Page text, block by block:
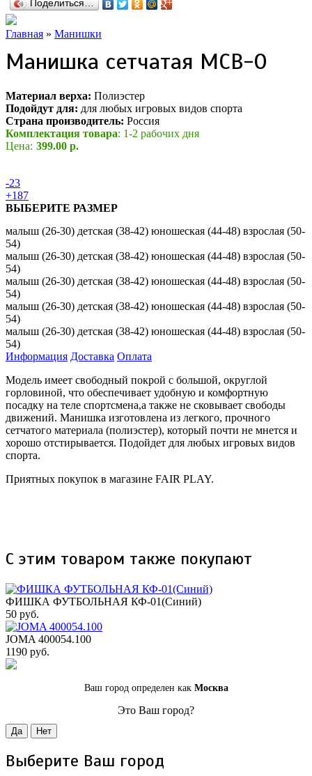
Поделиться…
Главная » Манишки
Манишка сетчатая МСВ-О
Материал верха: Полиэстер
Подойдут для: для любых игровых видов спорта
Страна производитель: Россия
Комплектация товара: 1-2 рабочих дня
Цена: 399.00 р.
-23
+187
ВЫБЕРИТЕ РАЗМЕР
малыш (26-30) детская (38-42) юношеская (44-48) взрослая (50-
54)
малыш (26-30) детская (38-42) юношеская (44-48) взрослая (50-
54)
малыш (26-30) детская (38-42) юношеская (44-48) взрослая (50-
54)
малыш (26-30) детская (38-42) юношеская (44-48) взрослая (50-
54)
малыш (26-30) детская (38-42) юношеская (44-48) взрослая (50-
54)
Информация Доставка Оплата
Модель имеет свободный покрой с большой, округлой
горловиной, что обеспечивает удобную и комфортную
посадку на теле спортсмена,а также не сковывает свободы
движений. Манишка изготовлена из легкого, прочного
сетчатого материала (полиэстер), который почти не мнется и
хорошо отстирывается. Подойдет для любых игровых видов
спорта.
Приятных покупок в магазине FAIR PLAY.
С этим товаром также покупают
ФИШКА ФУТБОЛЬНАЯ КФ-01(Синий)
50 руб.
JOMA 400054.100
1190 руб.
Ваш город определен как Москва
Это Ваш город?
Да Нет
Выберите Ваш город